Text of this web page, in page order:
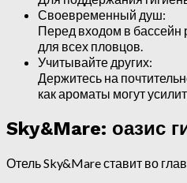
Своевременный душ:
Перед входом в бассейн
для всех пловцов.
Учитывайте других:
Держитесь на
как ароматы могут
Sky&Mare: оазис
Отель Sky&Mare ставит во